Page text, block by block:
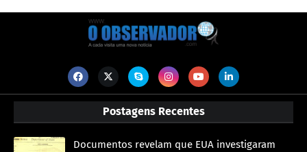
Postagens Recentes
Documentos revelam que EUA investigaram